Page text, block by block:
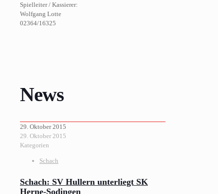
Spielleiter / Kassierer:
Wolfgang Lotte
02364/16325
News
29. Oktober 2015
29. Oktober 2015
Kategorien
Schach
Schach: SV Hullern unterliegt SK
Herne-Sodingen